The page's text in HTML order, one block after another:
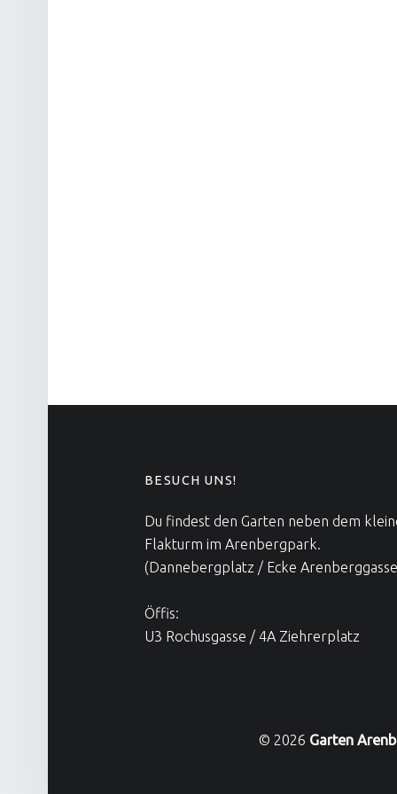
FOOTER SIDEBAR
BESUCH UNS!
Du findest den Garten neben dem
Flakturm im Arenbergpark.
(Dannebergplatz / Ecke
Öffis:
U3 Rochusgasse / 4A Ziehrerplatz
© 2026 Garten